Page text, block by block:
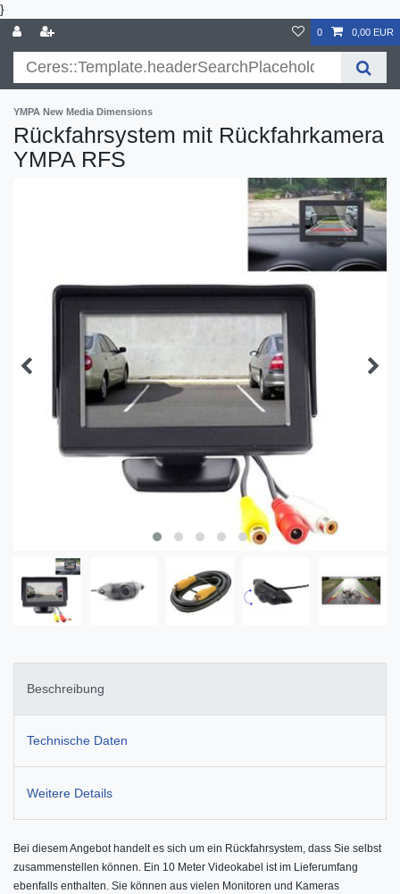
}
0 0,00 EUR
YMPA New Media Dimensions
Rückfahrsystem mit Rückfahrkamera
YMPA RFS
Beschreibung
Technische Daten
Weitere Details
Bei diesem Angebot handelt es sich um ein Rückfahrsystem, dass Sie selbst
zusammenstellen können. Ein 10 Meter Videokabel ist im Lieferumfang
ebenfalls enthalten. Sie können aus vielen Monitoren und Kameras